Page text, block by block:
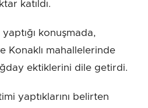
katıldı.
konuşmada,
Konaklı mahallelerinde
ektiklerini dile getirdi.
yaptıklarını belirten